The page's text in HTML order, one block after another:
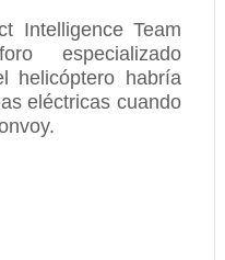
Intelligence Team
especializado
helicóptero habría
eléctricas cuando